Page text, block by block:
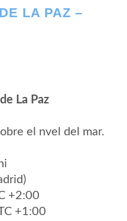
LA PAZ –
La Paz
el nvel del mar.
+2:00
+1:00